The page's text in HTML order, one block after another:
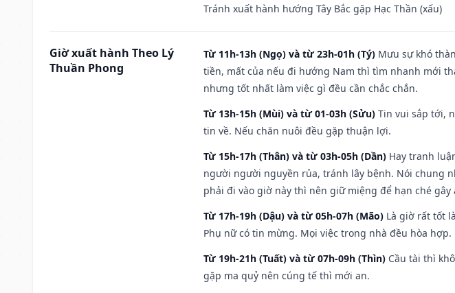
Tránh xuất hành hướng Tây Bắc gặp Hạc Thần (xấu)
Giờ xuất hành Theo Lý
Thuần Phong
Từ 11h-13h (Ngọ) và từ 23h-01h (Tý) Mưu sự khó
tiền, mất của nếu đi hướng Nam thì tìm nhanh mới
nhưng tốt nhất làm việc gì đều cần chắc chắn.
Từ 13h-15h (Mùi) và từ 01-03h (Sửu) Tin vui sắp tới,
tin về. Nếu chăn nuôi đều gặp thuận lợi.
Từ 15h-17h (Thân) và từ 03h-05h (Dần) Hay tranh
người người nguyền rủa, tránh lây bệnh. Nói chung
phải đi vào giờ này thì nên giữ miệng để hạn ché gây
Từ 17h-19h (Dậu) và từ 05h-07h (Mão) Là giờ rất tốt
Phụ nữ có tin mừng. Mọi việc trong nhà đều hòa
Từ 19h-21h (Tuất) và từ 07h-09h (Thìn) Cầu tài thì
gặp ma quỷ nên cúng tế thì mới an.